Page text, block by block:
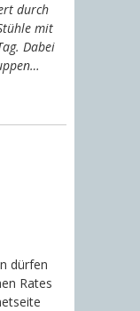
durch
mit
Dabei
dürfen
Rates